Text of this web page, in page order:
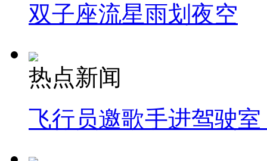
双子座流星雨划夜空
热点新闻
飞行员邀歌手进驾驶